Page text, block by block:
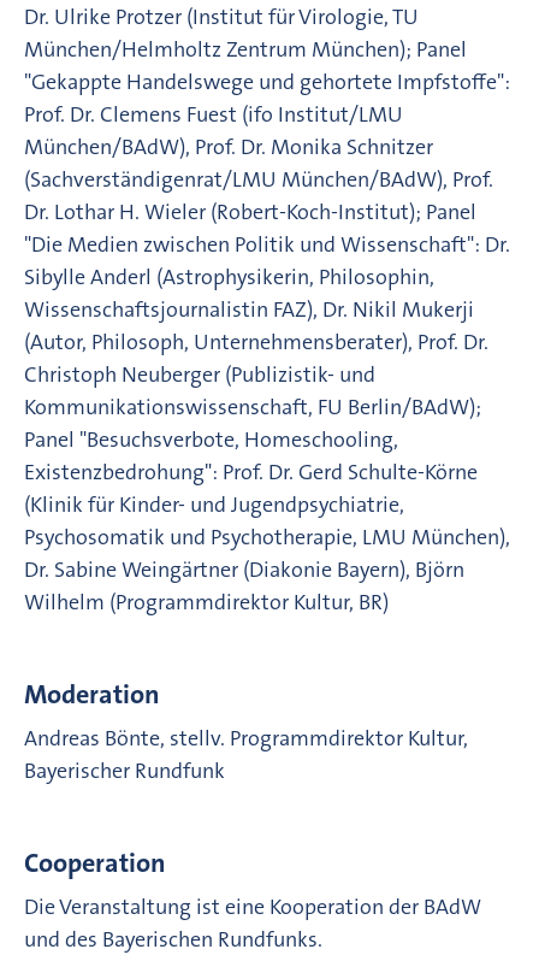
Dr. Ulrike Protzer (Institut für Virologie, TU
München/Helmholtz Zentrum München); Panel
"Gekappte Handelswege und gehortete Impfstoffe":
Prof. Dr. Clemens Fuest (ifo Institut/LMU
München/BAdW), Prof. Dr. Monika Schnitzer
(Sachverständigenrat/LMU München/BAdW), Prof.
Dr. Lothar H. Wieler (Robert-Koch-Institut); Panel
"Die Medien zwischen Politik und Wissenschaft": Dr.
Sibylle Anderl (Astrophysikerin, Philosophin,
Wissenschaftsjournalistin FAZ), Dr. Nikil Mukerji
(Autor, Philosoph, Unternehmensberater), Prof. Dr.
Christoph Neuberger (Publizistik- und
Kommunikationswissenschaft, FU Berlin/BAdW);
Panel "Besuchsverbote, Homeschooling,
Existenzbedrohung": Prof. Dr. Gerd Schulte-Körne
(Klinik für Kinder- und Jugendpsychiatrie,
Psychosomatik und Psychotherapie, LMU München),
Dr. Sabine Weingärtner (Diakonie Bayern), Björn
Wilhelm (Programmdirektor Kultur, BR)
Moderation
Andreas Bönte, stellv. Programmdirektor Kultur,
Bayerischer Rundfunk
Cooperation
Die Veranstaltung ist eine Kooperation der BAdW
und des Bayerischen Rundfunks.